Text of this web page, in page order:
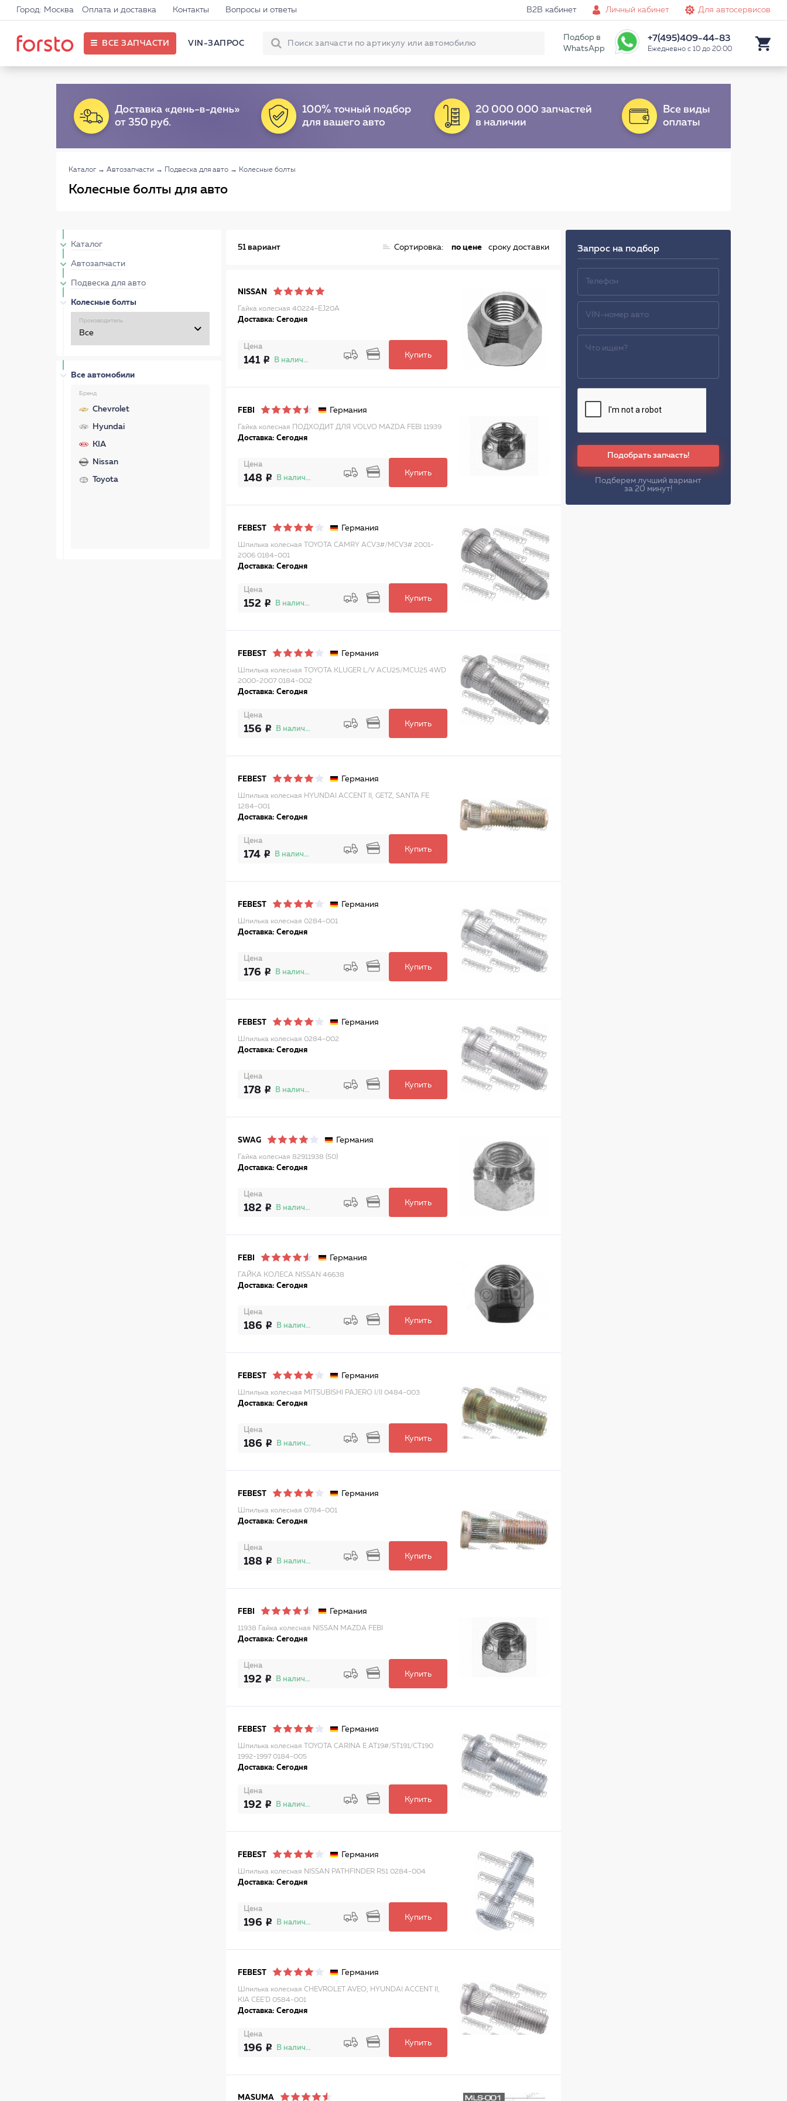
Город: Москва Оплата и доставка Контакты Вопросы и ответы B2B кабинет Личный кабинет Для автосервисов
ВСЕ ЗАПЧАСТИ VIN-ЗАПРОС
Подбор в
WhatsApp
+7(495)409-44-83
Ежедневно с 10 до 20:00
Каталог → Автозапчасти → Подвеска для авто → Колесные болты
Колесные болты для авто
Каталог
Автозапчасти
Подвеска для авто
Колесные болты
Производитель
Все автомобили
Бренд
Chevrolet
Hyundai
KIA
Nissan
Toyota
51 вариант Сортировка: по цене сроку доставки
NISSAN
Гайка колесная 40224-EJ20A
Доставка: Сегодня
Цена
141 В наличии
Купить
FEBI Германия
Гайка колесная ПОДХОДИТ ДЛЯ VOLVO MAZDA FEBI 11939
Доставка: Сегодня
Цена
148 В наличии
Купить
FEBEST Германия
Шпилька колесная TOYOTA CAMRY ACV3#/MCV3# 2001-
2006 0184-001
Доставка: Сегодня
Цена
152 В наличии
Купить
FEBEST Германия
Шпилька колесная TOYOTA KLUGER L/V ACU25/MCU25 4WD
2000-2007 0184-002
Доставка: Сегодня
Цена
156 В наличии
Купить
FEBEST Германия
Шпилька колесная HYUNDAI ACCENT II, GETZ, SANTA FE
1284-001
Доставка: Сегодня
Цена
174 В наличии
Купить
FEBEST Германия
Шпилька колесная 0284-001
Доставка: Сегодня
Цена
176 В наличии
Купить
FEBEST Германия
Шпилька колесная 0284-002
Доставка: Сегодня
Цена
178 В наличии
Купить
SWAG Германия
Гайка колесная 82911938 (50)
Доставка: Сегодня
Цена
182 В наличии
Купить
FEBI Германия
ГАЙКА КОЛЕСА NISSAN 46638
Доставка: Сегодня
Цена
186 В наличии
Купить
FEBEST Германия
Шпилька колесная MITSUBISHI PAJERO I/II 0484-003
Доставка: Сегодня
Цена
186 В наличии
Купить
FEBEST Германия
Шпилька колесная 0784-001
Доставка: Сегодня
Цена
188 В наличии
Купить
FEBI Германия
11938 Гайка колесная NISSAN MAZDA FEBI
Доставка: Сегодня
Цена
192 В наличии
Купить
FEBEST Германия
Шпилька колесная TOYOTA CARINA E AT19#/ST191/CT190
1992-1997 0184-005
Доставка: Сегодня
Цена
192 В наличии
Купить
FEBEST Германия
Шпилька колесная NISSAN PATHFINDER R51 0284-004
Доставка: Сегодня
Цена
196 В наличии
Купить
FEBEST Германия
Шпилька колесная CHEVROLET AVEO, HYUNDAI ACCENT II,
KIA CEE'D 0584-001
Доставка: Сегодня
Цена
196 В наличии
Купить
MASUMA
Запрос на подбор
Подобрать запчасть!
Подберем лучший вариант
за 20 минут!